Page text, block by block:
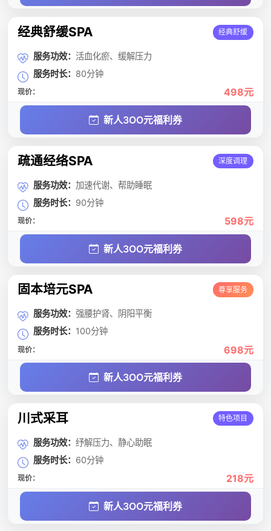
经典舒缓SPA 经典舒缓
服务功效： 活血化瘀、缓解压力
服务时长： 80分钟
现价： 498元
新人3OO元福利券
疏通经络SPA 深度调理
服务功效： 加速代谢、帮助睡眠
服务时长： 90分钟
现价： 598元
新人3OO元福利券
固本培元SPA 尊享服务
服务功效： 强腰护肾、阴阳平衡
服务时长： 100分钟
现价： 698元
新人3OO元福利券
川式采耳 特色项目
服务功效： 纾解压力、静心助眠
服务时长： 60分钟
现价： 218元
新人3OO元福利券